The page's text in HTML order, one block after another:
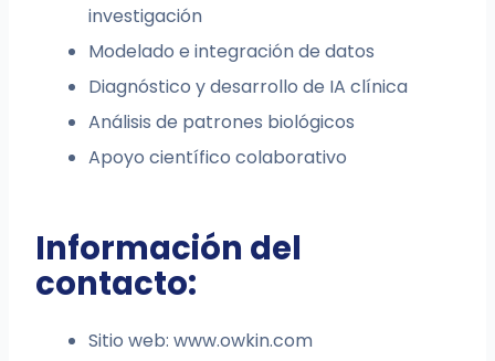
investigación
Modelado e integración de datos
Diagnóstico y desarrollo de IA clínica
Análisis de patrones biológicos
Apoyo científico colaborativo
Información del
contacto:
Sitio web: www.owkin.com